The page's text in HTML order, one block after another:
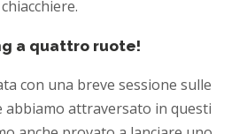
a quattro ruote!
con una breve sessione sulle
attraversato in questi